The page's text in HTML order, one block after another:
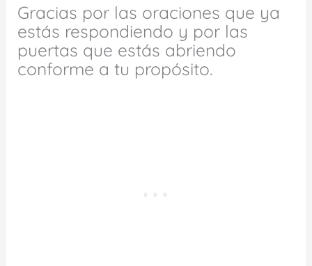
Gracias por las oraciones que ya
estás respondiendo y por las
puertas que estás abriendo
conforme a tu propósito.